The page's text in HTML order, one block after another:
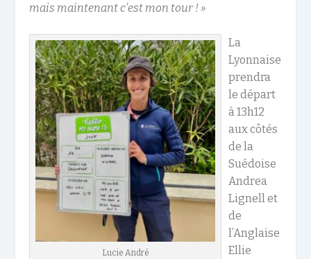
mais maintenant c’est mon tour ! »
Lucie André
La
Lyonnaise
prendra
le départ
à 13h12
aux côtés
de la
Suédoise
Andrea
Lignell et
de
l’Anglaise
Ellie